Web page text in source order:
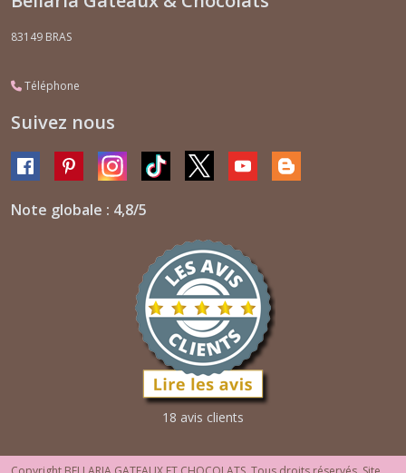
83149 BRAS
Téléphone
Suivez nous
Note globale : 4,8/5
18 avis clients